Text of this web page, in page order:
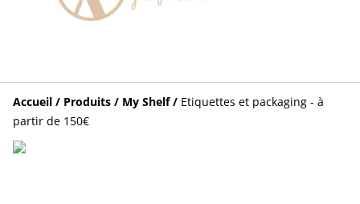
Accueil / Produits / My Shelf / Etiquettes et packaging - à
partir de 150€